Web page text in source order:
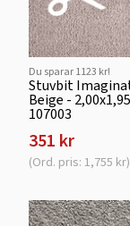
Du sparar 1123 kr!
Stuvbit
Beige -
107003
351 kr
(Ord. pris: 1,755 kr)